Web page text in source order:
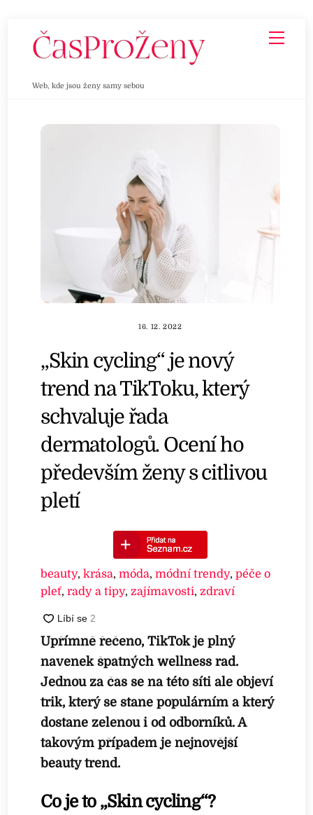
Web, kde jsou ženy samy sebou
16. 12. 2022
„Skin cycling“ je nový
trend na TikToku, který
schvaluje řada
dermatologů. Ocení ho
především ženy s citlivou
pletí
beauty,krása,móda,módní trendy,péče o
pleť,rady a tipy, zajímavosti, zdraví
Upřímně řečeno, TikTok je plný
navenek špatných wellness rad.
Jednou za čas se na této síti ale objeví
trik, který se stane populárním a který
dostane zelenou i od odborníků. A
takovým případem je nejnovější
beauty trend.
Co je to „Skin cycling“?